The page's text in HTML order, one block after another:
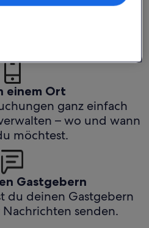
ist rund um die Uhr,
einem Ort
ganz einfach
– wo und wann
möchtest.
Gastgebern
du deinen Gastgebern
senden.